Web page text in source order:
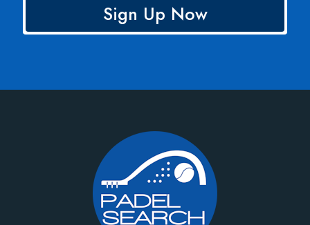
Sign Up Now